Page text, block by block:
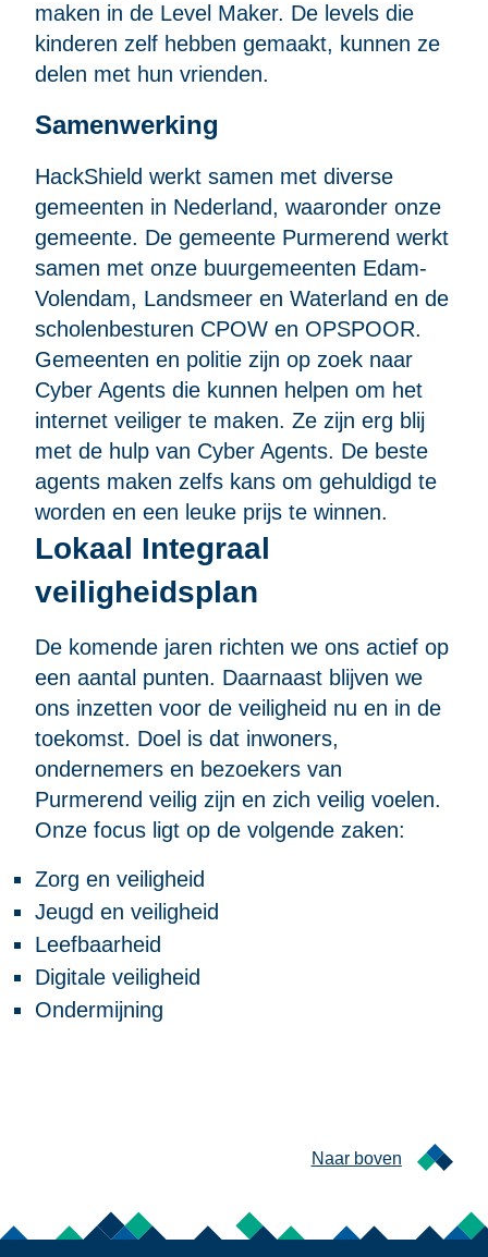
maken in de Level Maker. De levels die
kinderen zelf hebben gemaakt, kunnen ze
delen met hun vrienden.
Samenwerking
HackShield werkt samen met diverse
gemeenten in Nederland, waaronder onze
gemeente. De gemeente Purmerend werkt
samen met onze buurgemeenten Edam-
Volendam, Landsmeer en Waterland en de
scholenbesturen CPOW en OPSPOOR.
Gemeenten en politie zijn op zoek naar
Cyber Agents die kunnen helpen om het
internet veiliger te maken. Ze zijn erg blij
met de hulp van Cyber Agents. De beste
agents maken zelfs kans om gehuldigd te
worden en een leuke prijs te winnen.
Lokaal Integraal
veiligheidsplan
De komende jaren richten we ons actief op
een aantal punten. Daarnaast blijven we
ons inzetten voor de veiligheid nu en in de
toekomst. Doel is dat inwoners,
ondernemers en bezoekers van
Purmerend veilig zijn en zich veilig voelen.
Onze focus ligt op de volgende zaken:
Zorg en veiligheid
Jeugd en veiligheid
Leefbaarheid
Digitale veiligheid
Ondermijning
Naar boven